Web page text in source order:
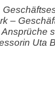
–
Uta